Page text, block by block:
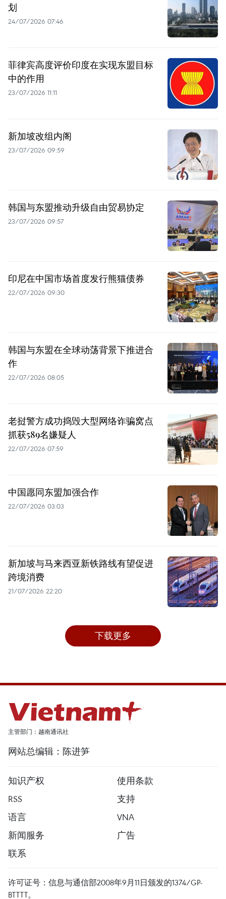
划
24/07/2026 07:46
菲律宾高度评价印度在实现东盟目标
中的作用
23/07/2026 11:11
新加坡改组内阁
23/07/2026 09:59
韩国与东盟推动升级自由贸易协定
23/07/2026 09:57
印尼在中国市场首度发行熊猫债券
22/07/2026 09:30
韩国与东盟在全球动荡背景下推进合
作
22/07/2026 08:05
老挝警方成功捣毁大型网络诈骗窝点
抓获589名嫌疑人
22/07/2026 07:59
中国愿同东盟加强合作
22/07/2026 03:03
新加坡与马来西亚新铁路线有望促进
跨境消费
21/07/2026 22:20
下载更多
主管部门：越南通讯社
网站总编辑：陈进笋
知识产权
使用条款
RSS
支持
语言
VNA
新闻服务
广告
联系
许可证号：信息与通信部2008年9月11日颁发的1374/GP-
BTTTT。